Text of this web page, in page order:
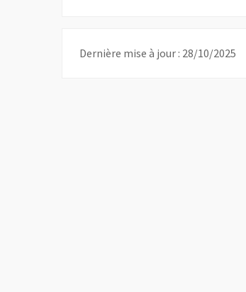
Dernière mise à jour : 28/10/2025